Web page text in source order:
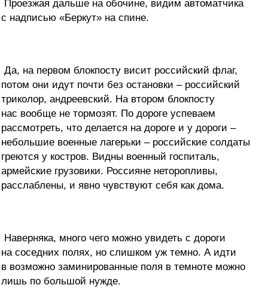
Проезжая дальше на обочине, видим автоматчика
с надписью «Беркут» на спине.
Да, на первом блокпосту висит российский флаг,
потом они идут почти без остановки – российский
триколор, андреевский. На втором блокпосту
нас вообще не тормозят. По дороге успеваем
рассмотреть, что делается на дороге и у дороги –
небольшие военные лагерьки – российские солдаты
греются у костров. Видны военный госпиталь,
армейские грузовики. Россияне неторопливы,
расслаблены, и явно чувствуют себя как дома.
Наверняка, много чего можно увидеть с дороги
на соседних полях, но слишком уж темно. А идти
в возможно заминированные поля в темноте можно
лишь по большой нужде.